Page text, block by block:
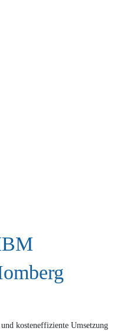
kosteneffiziente Umsetzung